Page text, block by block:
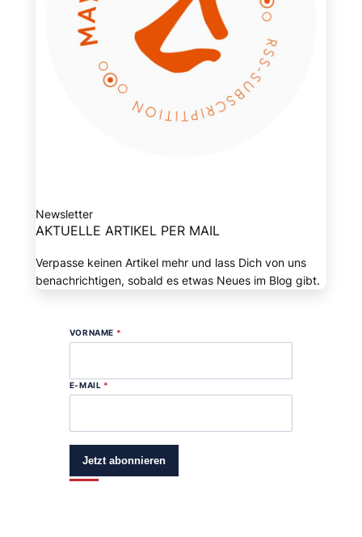
Newsletter
AKTUELLE ARTIKEL PER MAIL
Verpasse keinen Artikel mehr und lass Dich von uns
benachrichtigen, sobald es etwas Neues im Blog gibt.
VORNAME *
E-MAIL *
Jetzt abonnieren